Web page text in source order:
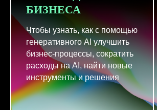
БИЗНЕСА
Чтобы узнать, как с помощью
генеративного AI улучшить
бизнес-процессы, сократить
расходы на AI, найти новые
инструменты и решения